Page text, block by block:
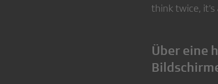
think twice,
Über eine